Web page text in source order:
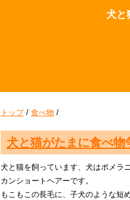
犬と
トップ/ 食べ物 /
犬と猫がたまに食べ物
犬と猫を飼っています、犬はポメラ
カンショートヘアーです。
もこもこの長毛に、子犬のような短